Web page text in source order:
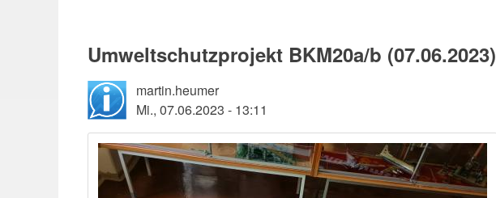
Umweltschutzprojekt BKM20a/b (07.06.2023)
martin.heumer
Mi., 07.06.2023 - 13:11